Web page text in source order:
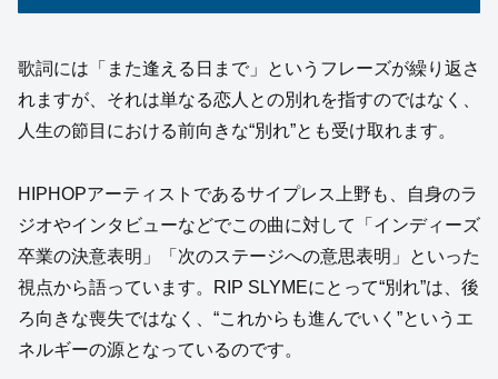
歌詞には「また逢える日まで」というフレーズが繰り返さ
れますが、それは単なる恋人との別れを指すのではなく、
人生の節目における前向きな“別れ”とも受け取れます。
HIPHOPアーティストであるサイプレス上野も、自身のラ
ジオやインタビューなどでこの曲に対して「インディーズ
卒業の決意表明」「次のステージへの意思表明」といった
視点から語っています。RIP SLYMEにとって“別れ”は、後
ろ向きな喪失ではなく、“これからも進んでいく”というエ
ネルギーの源となっているのです。